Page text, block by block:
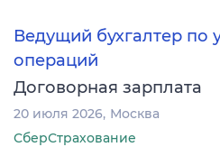
Ведущий бухгалтер по
операций
Договорная зарплата
20 июля 2026 Москва
СберСтрахование